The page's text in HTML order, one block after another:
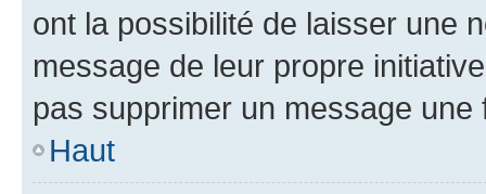
ont la possibilité de laisser une
message de leur propre
pas supprimer un message une
Haut